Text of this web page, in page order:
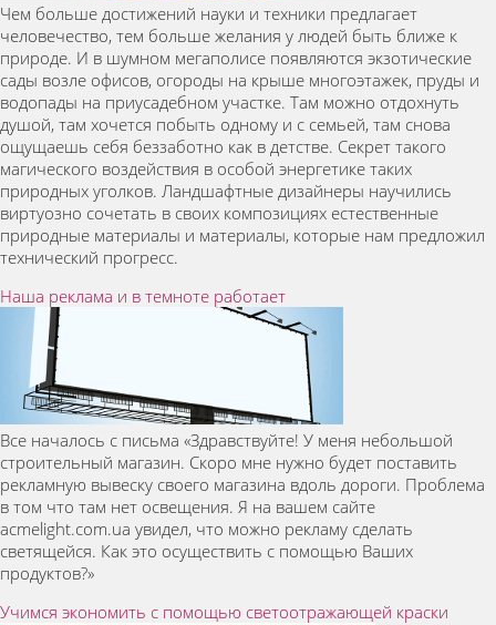
Чем больше достижений науки и техники предлагает
человечество, тем больше желания у людей быть ближе к
природе. И в шумном мегаполисе появляются экзотические
сады возле офисов, огороды на крыше многоэтажек, пруды и
водопады на приусадебном участке. Там можно отдохнуть
душой, там хочется побыть одному и с семьей, там снова
ощущаешь себя беззаботно как в детстве. Секрет такого
магического воздействия в особой энергетике таких
природных уголков. Ландшафтные дизайнеры научились
виртуозно сочетать в своих композициях естественные
природные материалы и материалы, которые нам предложил
технический прогресс.
Наша реклама и в темноте работает
Все началось с письма «Здравствуйте! У меня небольшой
строительный магазин. Скоро мне нужно будет поставить
рекламную вывеску своего магазина вдоль дороги. Проблема
в том что там нет освещения. Я на вашем сайте
acmelight.com.ua увидел, что можно рекламу сделать
светящейся. Как это осуществить с помощью Ваших
продуктов?»
Учимся экономить с помощью светоотражающей краски